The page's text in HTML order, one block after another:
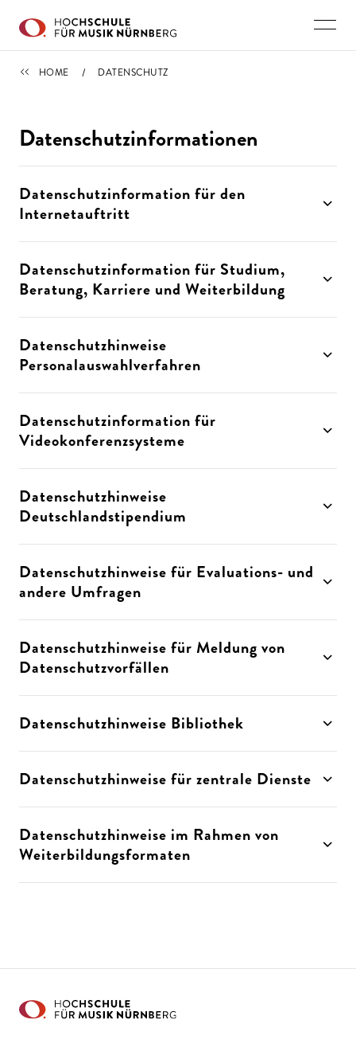
HOME
HOME DATENSCHUTZ
Datenschutzinformationen
Datenschutzinformation für den
Internetauftritt
Datenschutzinformation für Studium,
Beratung, Karriere und Weiterbildung
Datenschutzhinweise
Personalauswahlverfahren
Datenschutzinformation für
Videokonferenzsysteme
Datenschutzhinweise
Deutschlandstipendium
Datenschutzhinweise für Evaluations- und
andere Umfragen
Datenschutzhinweise für Meldung von
Datenschutzvorfällen
Datenschutzhinweise Bibliothek
Datenschutzhinweise für zentrale Dienste
Datenschutzhinweise im Rahmen von
Weiterbildungsformaten